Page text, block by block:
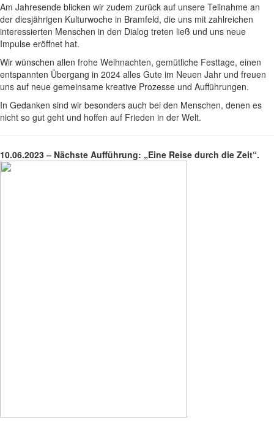
Am Jahresende blicken wir zudem zurück auf unsere Teilnahme an
der diesjährigen Kulturwoche in Bramfeld, die uns mit zahlreichen
interessierten Menschen in den Dialog treten ließ und uns neue
Impulse eröffnet hat.
Wir wünschen allen frohe Weihnachten, gemütliche Festtage, einen
entspannten Übergang in 2024 alles Gute im Neuen Jahr und freuen
uns auf neue gemeinsame kreative Prozesse und Aufführungen.
In Gedanken sind wir besonders auch bei den Menschen, denen es
nicht so gut geht und hoffen auf Frieden in der Welt.
10.06.2023 – Nächste Aufführung: „Eine Reise durch die Zeit“.